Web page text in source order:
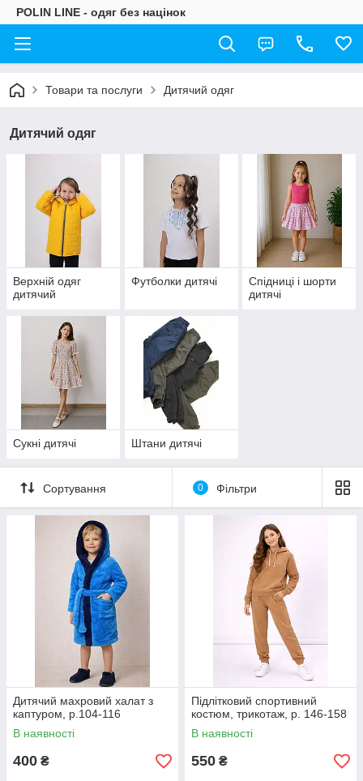
POLIN LINE - одяг без націнок
Товари та послуги Дитячий одяг
Дитячий одяг
Верхній одяг
дитячий
Футболки дитячі
Спідниці і шорти
дитячі
Сукні дитячі Штани дитячі
Сортування 0 Фільтри
Дитячий махровий халат з
каптуром, р.104-116
В наявності
400 ₴
Підлітковий спортивний
костюм, трикотаж, р. 146-158
В наявності
550 ₴